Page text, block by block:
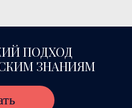
ПОДХОД
ЗНАНИЯМ